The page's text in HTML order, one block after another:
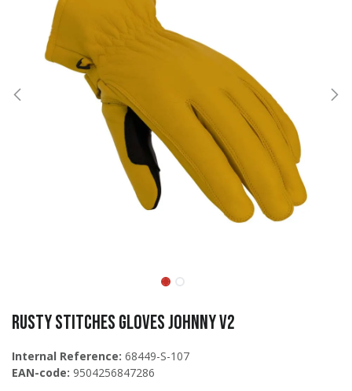
Rusty Stitches Gloves Johnny V2
Internal Reference: 68449-S-107
EAN-code: 9504256847286